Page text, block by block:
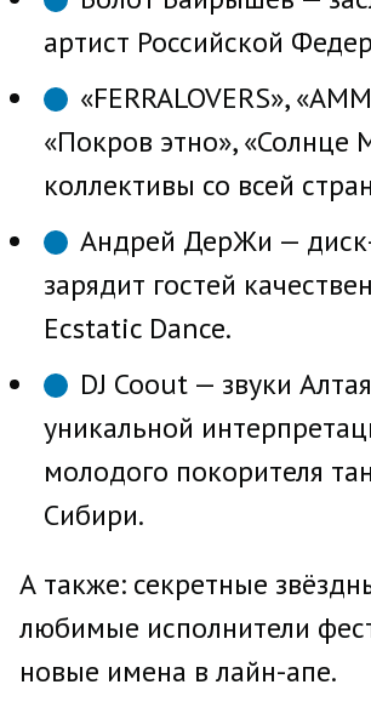
артист Российской
«FERRALOVERS»,
«Покров этно», «Солнце
коллективы со всей
Андрей ДерЖи —
зарядит гостей
Ecstatic Dance.
DJ Coout — звуки
уникальной
молодого покорителя
Сибири.
А также: секретные
любимые исполнители
новые имена в лайн-апе.